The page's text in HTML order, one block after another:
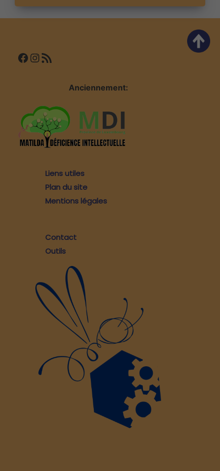
l’article
Facebook InstagramFlux RSS
Anciennement:
Liens utiles
Plan du site
Mentions légales
Contact
Outils